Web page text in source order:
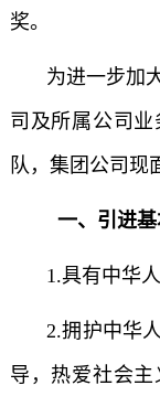
奖。
为进一步加
司及所属公司
队，集团公司现
一、引进
1.具有中华
2.拥护中华
导，热爱社会